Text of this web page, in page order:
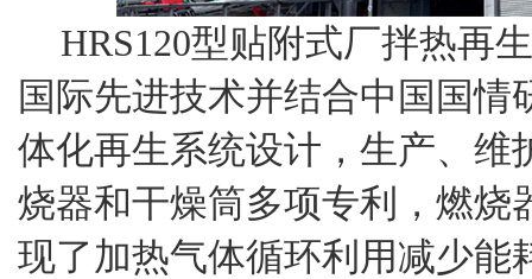
HRS120型贴附式厂拌热再
国际先进技术并结合中国国情
体化再生系统设计，生产、维
烧器和干燥筒多项专利，燃烧
现了加热气体循环利用减少能